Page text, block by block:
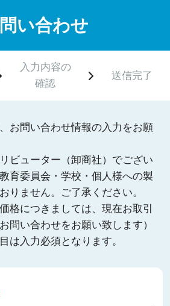
い合わせ
入力内容の
確認
送信完了
お問い合わせ情報の入力をお願
ビューター（卸商社）でござい
育委員会・学校・個人様への製
りません。ご了承ください。
格につきましては、現在お取引
問い合わせをお願い致します）
は入力必須となります。